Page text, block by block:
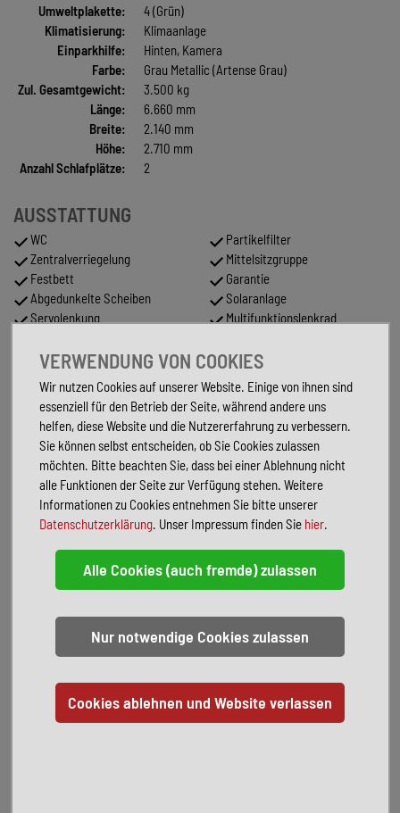
Umweltplakette:
4 (Grün)
Klimatisierung:
Klimaanlage
Einparkhilfe:
Hinten, Kamera
Farbe:
Grau Metallic (Artense Grau)
Zul. Gesamtgewicht:
3.500 kg
Länge:
6.660 mm
Breite:
2.140 mm
Höhe:
2.710 mm
Anzahl Schlafplätze:
2
AUSSTATTUNG
WC
Zentralverriegelung
Festbett
Abgedunkelte Scheiben
Servolenkung
Heckgarage
Fahrradträger
Navigationssystem
Tempomat
Standheizung
Partikelfilter
Mittelsitzgruppe
Garantie
Solaranlage
Multifunktionslenkrad
Lederlenkrad
Reifendruckkontrolle
Doppelbett im Heck
Metallic
Tuner/Radio
Markise
FAHRZEUGBESCHREIBUNG
Inseratsnummer 539
Automatikgetriebe
Abgasnorm: Euro 6e
Finanzierung möglich
Inzahlungnahme möglich
VERWENDUNG VON COOKIES
Wir nutzen Cookies auf unserer Website. Einige von ihnen sind
essenziell für den Betrieb der Seite, während andere uns
helfen, diese Website und die Nutzererfahrung zu verbessern.
Sie können selbst entscheiden, ob Sie Cookies zulassen
möchten. Bitte beachten Sie, dass bei einer Ablehnung nicht
alle Funktionen der Seite zur Verfügung stehen. Weitere
Informationen zu Cookies entnehmen Sie bitte unserer
Datenschutzerklärung. Unser Impressum finden Sie hier.